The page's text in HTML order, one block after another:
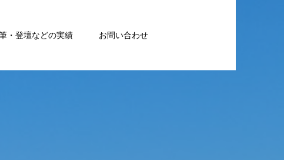
・登壇などの実績 お問い合わせ